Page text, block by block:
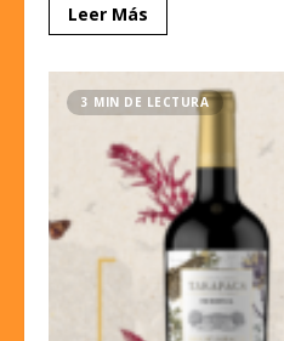
Leer Más
3 MIN DE LECTURA